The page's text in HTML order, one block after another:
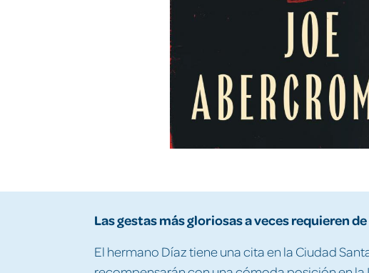
Lasgestasmás gloriosas a veces requieren
El hermano Díaz tiene una cita en la Ciudad